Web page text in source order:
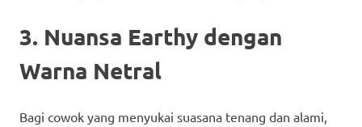
3. Nuansa Earthy dengan
Warna Netral
Bagi cowok yang menyukai suasana tenang dan alami,